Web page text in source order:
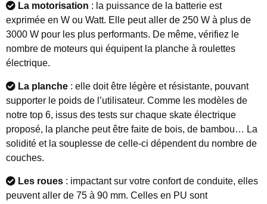
La motorisation : la puissance de la batterie est
exprimée en W ou Watt. Elle peut aller de 250 W à plus de
3000 W pour les plus performants. De même, vérifiez le
nombre de moteurs qui équipent la planche à roulettes
électrique.
La planche : elle doit être légère et résistante, pouvant
supporter le poids de l’utilisateur. Comme les modèles de
notre top 6, issus des tests sur chaque skate électrique
proposé, la planche peut être faite de bois, de bambou… La
solidité et la souplesse de celle-ci dépendent du nombre de
couches.
Les roues : impactant sur votre confort de conduite, elles
peuvent aller de 75 à 90 mm. Celles en PU sont